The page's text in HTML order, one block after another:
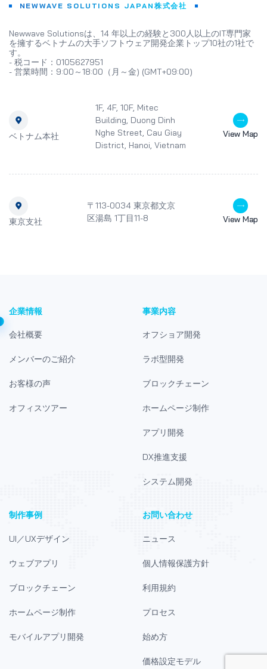
NEWWAVE SOLUTIONS JAPAN株式会社
Newwave Solutionsは、14 年以上の経験と300人以上のIT専門家
を擁するベトナムの大手ソフトウェア開発企業トップ10社の1社で
す。
- 税コード：0105627951
- 営業時間：9:00～18:00（月～金) (GMT+09:00)
ベトナム本社
1F, 4F, 10F, Mitec
Building, Duong Dinh
Nghe Street, Cau Giay
District, Hanoi, Vietnam
View Map
東京支社
〒113-0034 東京都文京
区湯島 1丁目11-8
View Map
企業情報
会社概要
メンバーのご紹介
お客様の声
オフィスツアー
事業内容
オフショア開発
ラボ型開発
ブロックチェーン
ホームページ制作
アプリ開発
DX推進支援
システム開発
制作事例
UI／UXデザイン
ウェブアプリ
ブロックチェーン
ホームページ制作
モバイルアプリ開発
お問い合わせ
ニュース
個人情報保護方針
利用規約
プロセス
始め方
価格設定モデル